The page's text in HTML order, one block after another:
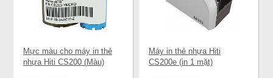
Mực màu cho máy in thẻ
nhựa Hiti CS200 (Màu)
Máy in thẻ nhựa Hiti
CS200e (in 1 mặt)